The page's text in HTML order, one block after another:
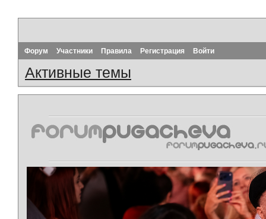
Форум Участники Правила Регистрация Войти
Активные темы